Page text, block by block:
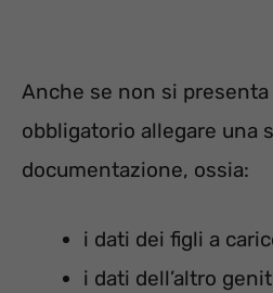
Anche se non si presenta
obbligatorio allegare una
documentazione, ossia:
i dati dei figli a
i dati dell’altro